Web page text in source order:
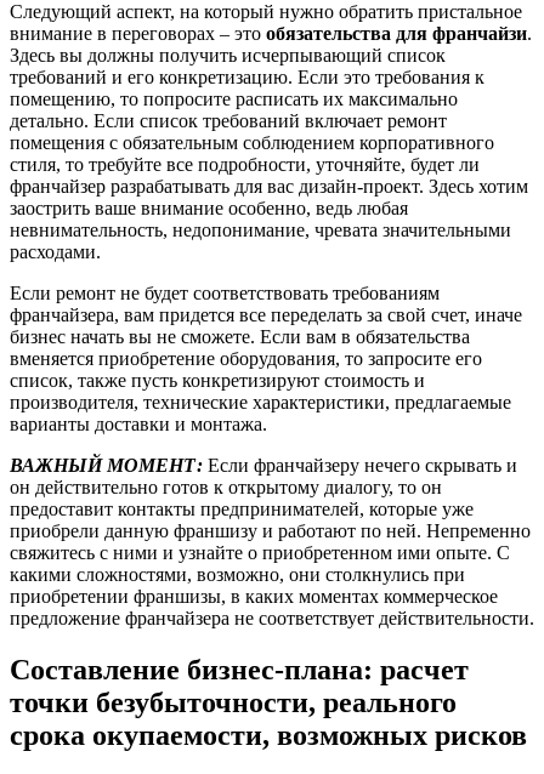
Следующий аспект, на который нужно обратить пристальное
внимание в переговорах – это обязательства для франчайзи.
Здесь вы должны получить исчерпывающий список
требований и его конкретизацию. Если это требования к
помещению, то попросите расписать их максимально
детально. Если список требований включает ремонт
помещения с обязательным соблюдением корпоративного
стиля, то требуйте все подробности, уточняйте, будет ли
франчайзер разрабатывать для вас дизайн-проект. Здесь хотим
заострить ваше внимание особенно, ведь любая
невнимательность, недопонимание, чревата значительными
расходами.
Если ремонт не будет соответствовать требованиям
франчайзера, вам придется все переделать за свой счет, иначе
бизнес начать вы не сможете. Если вам в обязательства
вменяется приобретение оборудования, то запросите его
список, также пусть конкретизируют стоимость и
производителя, технические характеристики, предлагаемые
варианты доставки и монтажа.
ВАЖНЫЙ МОМЕНТ: Если франчайзеру нечего скрывать и
он действительно готов к открытому диалогу, то он
предоставит контакты предпринимателей, которые уже
приобрели данную франшизу и работают по ней. Непременно
свяжитесь с ними и узнайте о приобретенном ими опыте. С
какими сложностями, возможно, они столкнулись при
приобретении франшизы, в каких моментах коммерческое
предложение франчайзера не соответствует действительности.
Составление бизнес-плана: расчет
точки безубыточности, реального
срока окупаемости, возможных рисков